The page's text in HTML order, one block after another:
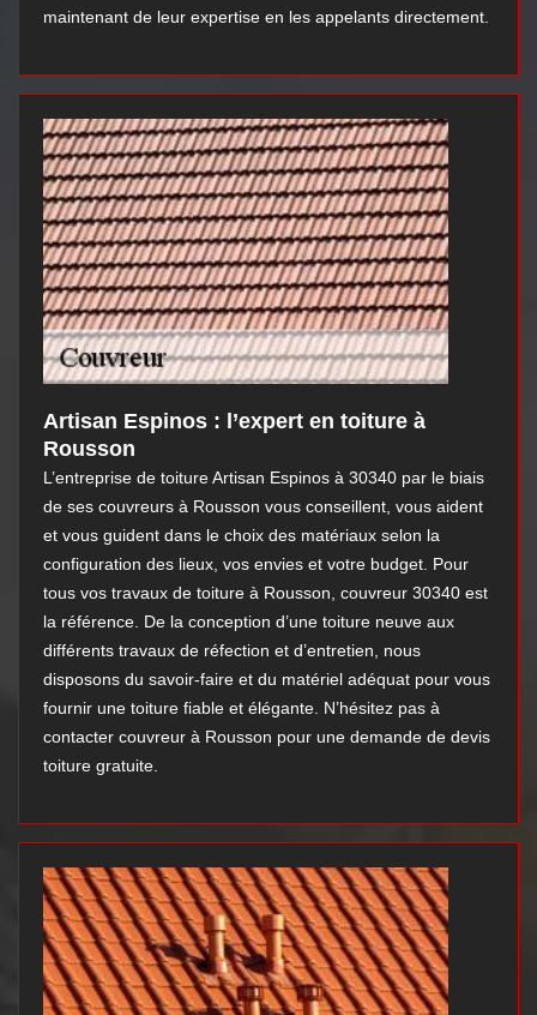
maintenant de leur expertise en les appelants directement.
Artisan Espinos : l’expert en toiture à
Rousson
L’entreprise de toiture Artisan Espinos à 30340 par le biais
de ses couvreurs à Rousson vous conseillent, vous aident
et vous guident dans le choix des matériaux selon la
configuration des lieux, vos envies et votre budget. Pour
tous vos travaux de toiture à Rousson, couvreur 30340 est
la référence. De la conception d’une toiture neuve aux
différents travaux de réfection et d’entretien, nous
disposons du savoir-faire et du matériel adéquat pour vous
fournir une toiture fiable et élégante. N’hésitez pas à
contacter couvreur à Rousson pour une demande de devis
toiture gratuite.